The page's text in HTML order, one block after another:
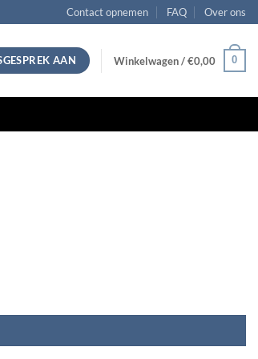
Contact opnemen FAQ Over ons
AAN Winkelwagen /€0,00 0